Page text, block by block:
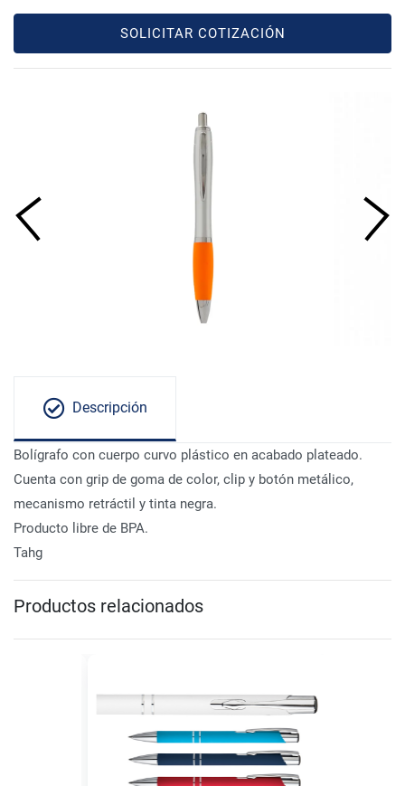
SOLICITAR COTIZACIÓN
Descripción
Bolígrafo con cuerpo curvo plástico en acabado plateado.
Cuenta con grip de goma de color, clip y botón metálico,
mecanismo retráctil y tinta negra.
Producto libre de BPA.
Tahg
Productos relacionados